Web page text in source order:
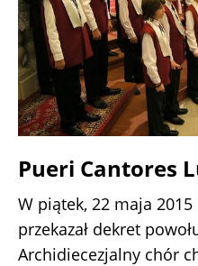
Pueri Cantores
W piątek, 22 maja
przekazał dekret
Archidiecezjalny chór